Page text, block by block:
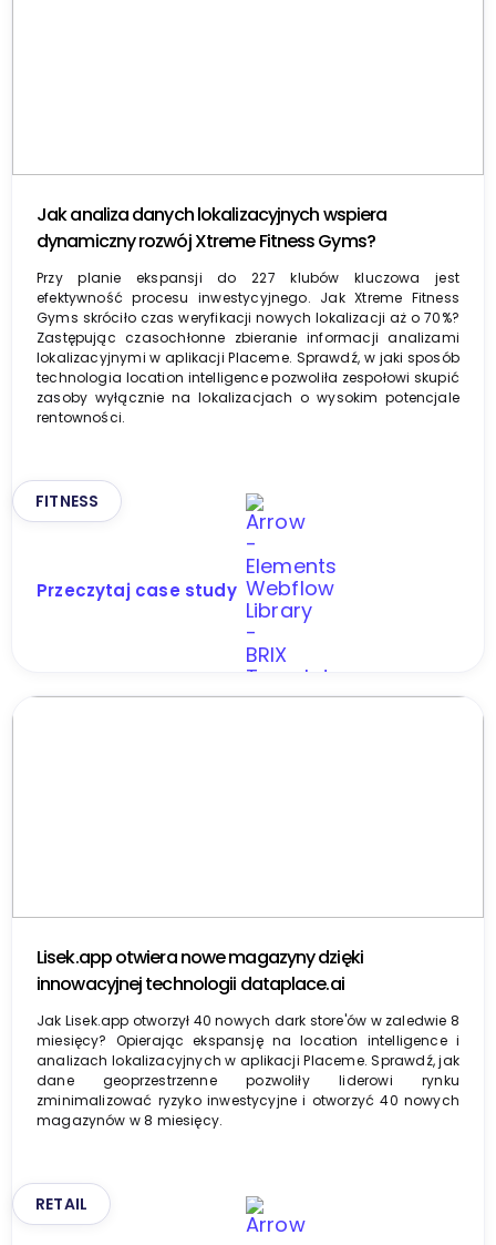
Jak analiza danych lokalizacyjnych wspiera
dynamiczny rozwój Xtreme Fitness Gyms?
Przy planie ekspansji do 227 klubów kluczowa jest
efektywność procesu inwestycyjnego. Jak Xtreme Fitness
Gyms skróciło czas weryfikacji nowych lokalizacji aż o 70%?
Zastępując czasochłonne zbieranie informacji analizami
lokalizacyjnymi w aplikacji Placeme. Sprawdź, w jaki sposób
technologia location intelligence pozwoliła zespołowi skupić
zasoby wyłącznie na lokalizacjach o wysokim potencjale
rentowności.
FITNESS
Przeczytaj case study
Lisek.app otwiera nowe magazyny dzięki
innowacyjnej technologii dataplace.ai
Jak Lisek.app otworzył 40 nowych dark store'ów w zaledwie 8
miesięcy? Opierając ekspansję na location intelligence i
analizach lokalizacyjnych w aplikacji Placeme. Sprawdź, jak
dane geoprzestrzenne pozwoliły liderowi rynku
zminimalizować ryzyko inwestycyjne i otworzyć 40 nowych
magazynów w 8 miesięcy.
RETAIL